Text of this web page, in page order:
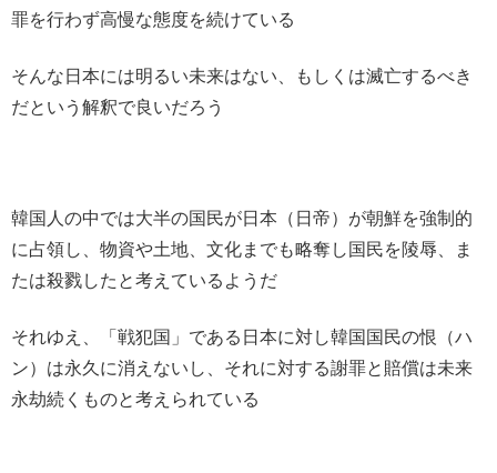
罪を行わず高慢な態度を続けている
そんな日本には明るい未来はない、もしくは滅亡するべき
だという解釈で良いだろう
韓国人の中では大半の国民が日本（日帝）が朝鮮を強制的
に占領し、物資や土地、文化までも略奪し国民を陵辱、ま
たは殺戮したと考えているようだ
それゆえ、「戦犯国」である日本に対し韓国国民の恨（ハ
ン）は永久に消えないし、それに対する謝罪と賠償は未来
永劫続くものと考えられている